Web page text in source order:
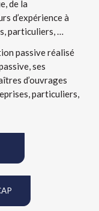
de la
d’expérience à
particuliers, …
passive réalisé
ses
d’ouvrages
particuliers,